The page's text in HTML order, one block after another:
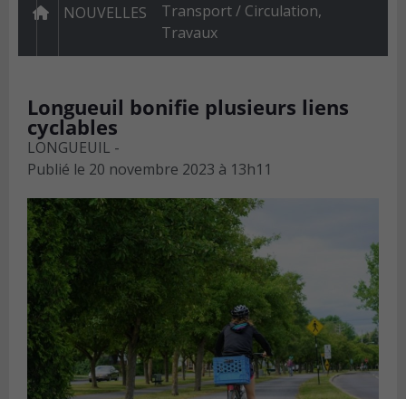
NOUVELLES Transport / Circulation,
Travaux
Longueuil bonifie plusieurs liens
cyclables
LONGUEUIL -
Publié le 20 novembre 2023 à 13h11